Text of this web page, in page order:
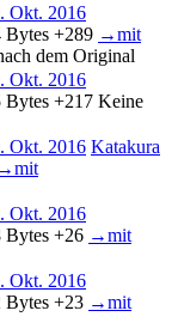
Okt. 2016
Bytes +289 →mit
dem Original
Okt. 2016
Bytes +217 Keine
Okt. 2016 Katakura
→mit
Okt. 2016
Bytes +26 →mit
Okt. 2016
Bytes +23 →mit